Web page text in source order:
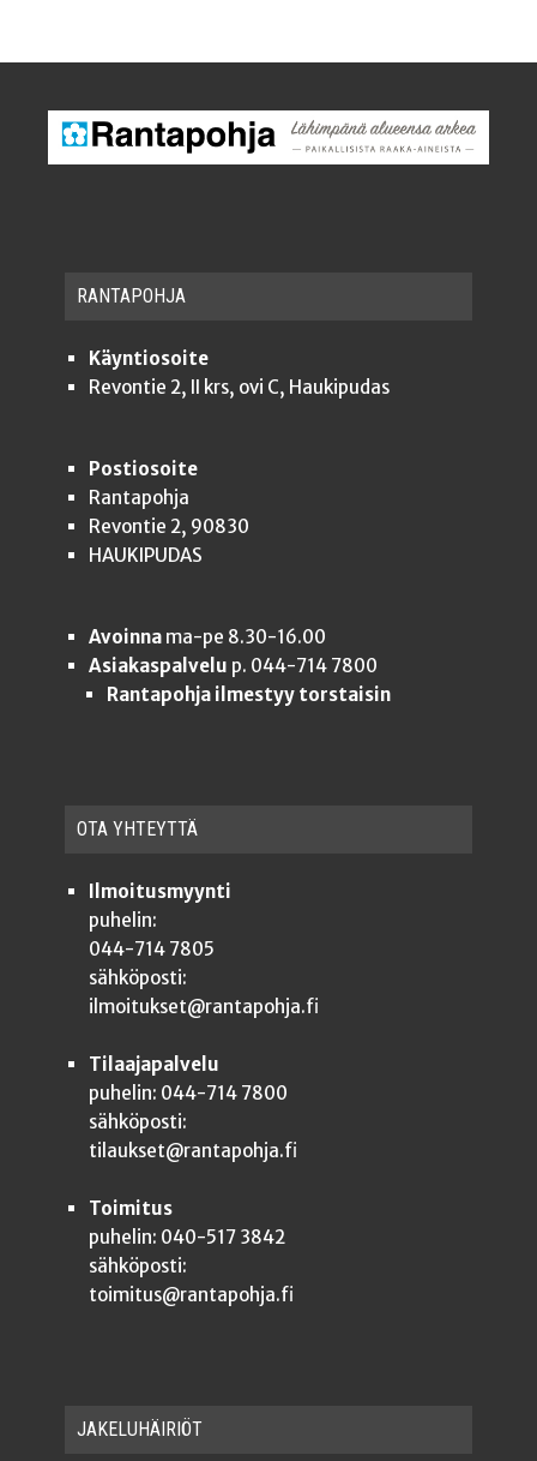
RAN­TA­POH­JA
Käyntiosoite
Revontie 2, II krs, ovi C, Haukipudas
Postiosoite
Rantapohja
Revontie 2, 90830
HAUKIPUDAS
Avoinnama-pe 8.30-16.00
Asiakaspalvelu p. 044-714 7800
Rantapohja ilmestyy torstaisin
OTA YHTEYT­TÄ
Ilmoitusmyynti
puhelin:
044-714 7805
sähköposti:
ilmoitukset@rantapohja.fi
Tilaajapalvelu
puhelin: 044-714 7800
sähköposti:
tilaukset@rantapohja.fi
Toimitus
puhelin: 040-517 3842
sähköposti:
toimitus@rantapohja.fi
JAKE­LU­HÄI­RIÖT